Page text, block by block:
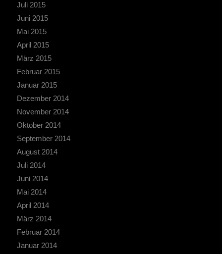
Juli 2015
Juni 2015
Mai 2015
April 2015
März 2015
Februar 2015
Januar 2015
Dezember 2014
November 2014
Oktober 2014
September 2014
August 2014
Juli 2014
Juni 2014
Mai 2014
April 2014
März 2014
Februar 2014
Januar 2014